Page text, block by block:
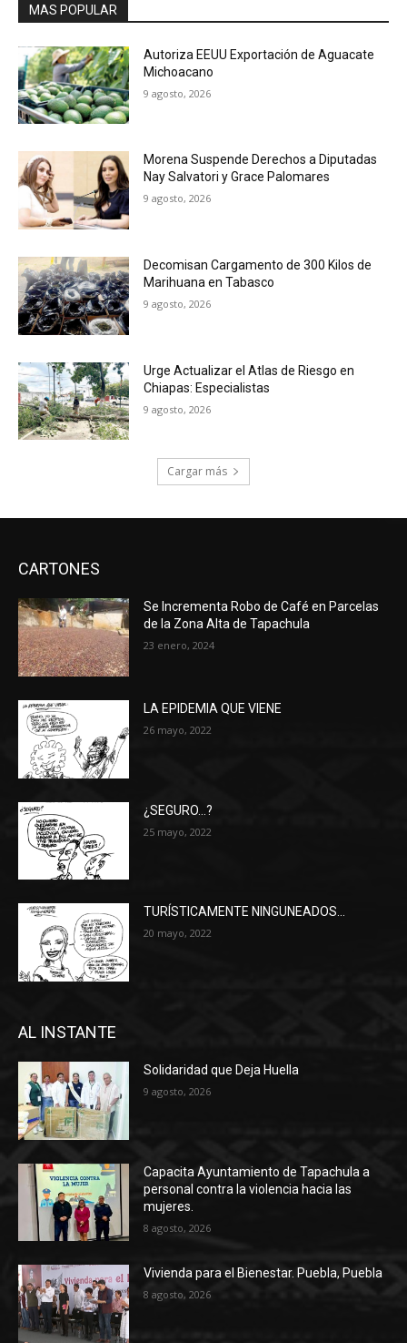
MAS POPULAR
Autoriza EEUU Exportación de Aguacate
Michoacano
9 agosto, 2026
Morena Suspende Derechos a Diputadas
Nay Salvatori y Grace Palomares
9 agosto, 2026
Decomisan Cargamento de 300 Kilos de
Marihuana en Tabasco
9 agosto, 2026
Urge Actualizar el Atlas de Riesgo en
Chiapas: Especialistas
9 agosto, 2026
Cargar más
CARTONES
Se Incrementa Robo de Café en Parcelas
de la Zona Alta de Tapachula
23 enero, 2024
LA EPIDEMIA QUE VIENE
26 mayo, 2022
¿SEGURO…?
25 mayo, 2022
TURÍSTICAMENTE NINGUNEADOS…
20 mayo, 2022
AL INSTANTE
Solidaridad que Deja Huella
9 agosto, 2026
Capacita Ayuntamiento de Tapachula a
personal contra la violencia hacia las
mujeres.
8 agosto, 2026
Vivienda para el Bienestar. Puebla, Puebla
8 agosto, 2026